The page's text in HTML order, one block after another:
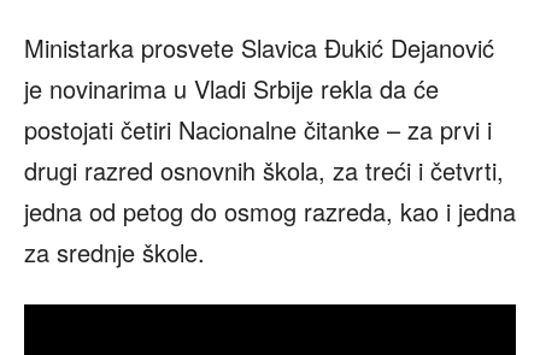
Ministarka prosvete Slavica Đukić Dejanović
je novinarima u Vladi Srbije rekla da će
postojati četiri Nacionalne čitanke – za prvi i
drugi razred osnovnih škola, za treći i četvrti,
jedna od petog do osmog razreda, kao i jedna
za srednje škole.